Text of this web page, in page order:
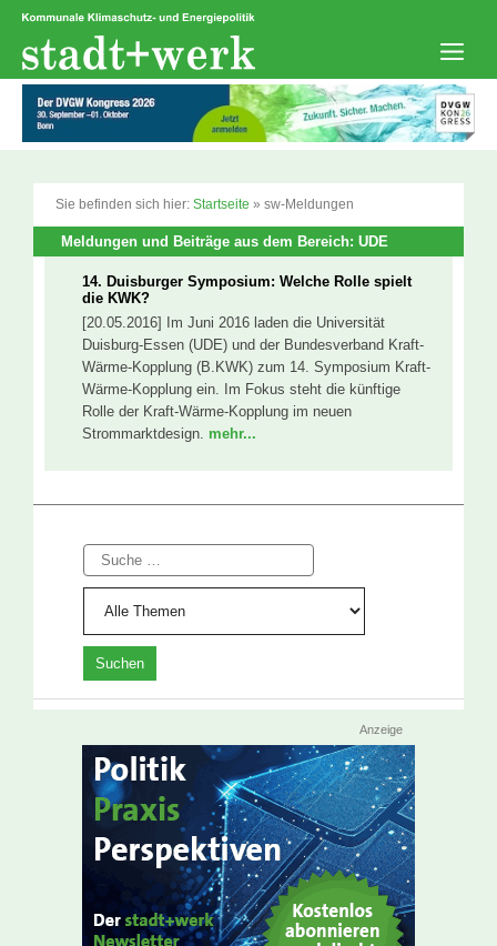
Zum
springen
Sie befinden sich hier: Startseite » sw-Meldungen
Meldungen und Beiträge aus dem Bereich: UDE
14. Duisburger Symposium: Welche Rolle spielt
die KWK?
[20.05.2016] Im Juni 2016 laden die Universität
Duisburg-Essen (UDE) und der Bundesverband Kraft-
Wärme-Kopplung (B.KWK) zum 14. Symposium Kraft-
Wärme-Kopplung ein. Im Fokus steht die künftige
Rolle der Kraft-Wärme-Kopplung im neuen
Strommarktdesign. mehr...
Suche
Anzeige